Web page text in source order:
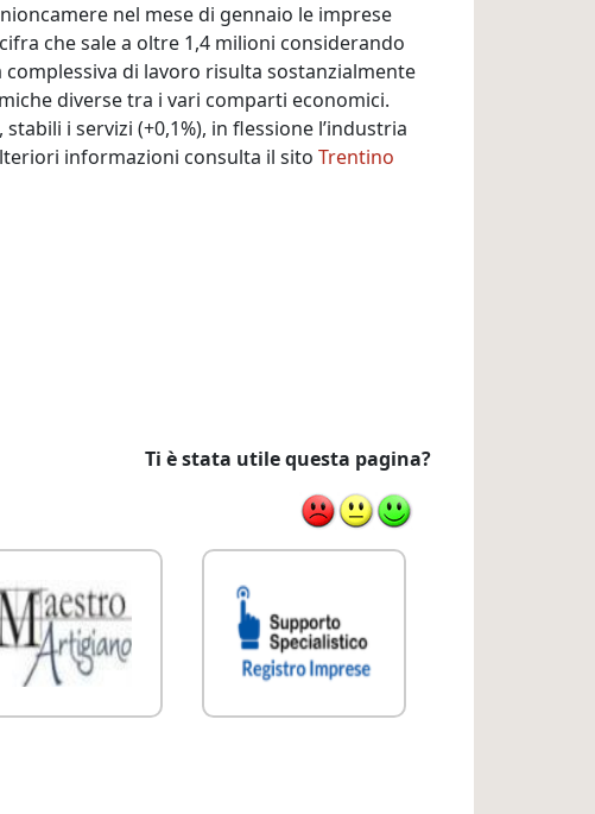
nel mese di gennaio le imprese
che sale a oltre 1,4 milioni considerando
di lavoro risulta sostanzialmente
diverse tra i vari comparti economici.
i servizi (+0,1%), in flessione l’industria
informazioni consulta il sito Trentino
Ti è stata utile questa pagina?